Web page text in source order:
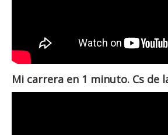
Mi carrera en 1 minuto. Cs de